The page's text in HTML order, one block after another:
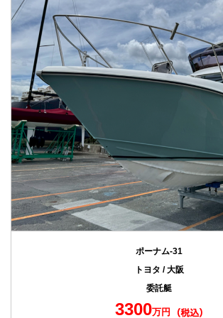
ポーナム-31
トヨタ / 大阪
委託艇
3300万円